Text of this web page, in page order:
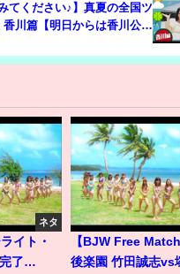
てください♪】真夏の全国ツ
川篇【明日からは香川公演
ネタ
イト・
了
【BJW Free
後楽園 竹田誠志vs